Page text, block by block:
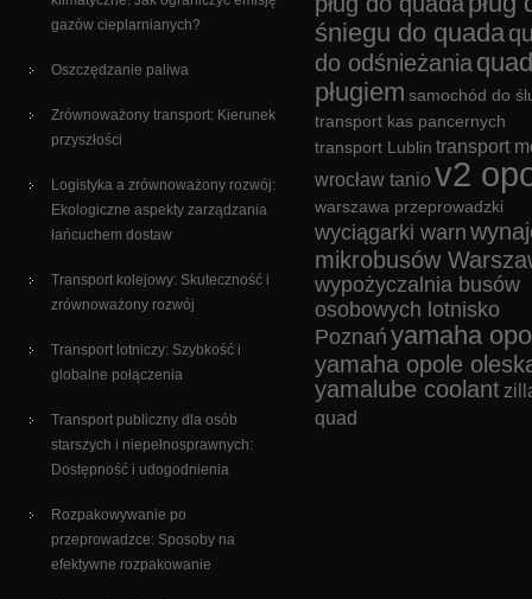
gazów cieplarnianych?
Oszczędzanie paliwa
Zrównoważony transport: Kierunek
przyszłości
Logistyka a zrównoważony rozwój:
Ekologiczne aspekty zarządzania
łańcuchem dostaw
Transport kolejowy: Skuteczność i
zrównoważony rozwój
Transport lotniczy: Szybkość i
globalne połączenia
Transport publiczny dla osób
starszych i niepełnosprawnych:
Dostępność i udogodnienia
Rozpakowywanie po
przeprowadzce: Sposoby na
efektywne rozpakowanie
śniegu do quada
do odśnieżania
pługiem samochód do
transport kas pancernych
transport Lublin transport
wrocław tanio v2
warszawa przeprowadzki
wyciągarki warn
mikrobusów
wypożyczalnia busów
osobowych lotnisko
Poznań yamaha
yamaha opole
yamalube coolant
quad